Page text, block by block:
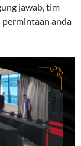
jawab, tim
permintaan anda